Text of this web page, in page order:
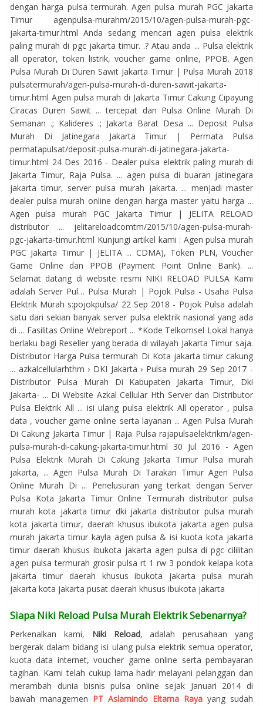
dengan harga pulsa termurah. Agen pulsa murah PGC Jakarta
Timur agenpulsa-murahm/2015/10/agen-pulsa-murah-pgc-
jakarta-timur.html Anda sedang mencari agen pulsa elektrik
paling murah di pgc jakarta timur. .? Atau anda ... Pulsa elektrik
all operator, token listrik, voucher game online, PPOB. Agen
Pulsa Murah Di Duren Sawit Jakarta Timur | Pulsa Murah 2018
pulsatermurah/agen-pulsa-murah-di-duren-sawit-jakarta-
timur.html Agen pulsa murah di Jakarta Timur Cakung Cipayung
Ciracas Duren Sawit ... tercepat dan Pulsa Online Murah Di
Semanan .; Kalideres .; Jakarta Barat Desa ... Deposit Pulsa
Murah Di Jatinegara Jakarta Timur | Permata Pulsa
permatapulsat/deposit-pulsa-murah-di-jatinegara-jakarta-
timur.html 24 Des 2016 - Dealer pulsa elektrik paling murah di
Jakarta Timur, Raja Pulsa. ... agen pulsa di buaran jatinegara
jakarta timur, server pulsa murah jakarta. ... menjadi master
dealer pulsa murah online dengan harga master yaitu harga ...
Agen pulsa murah PGC Jakarta Timur | JELITA RELOAD
distributor ... jelitareloadcomtm/2015/10/agen-pulsa-murah-
pgc-jakarta-timur.html Kunjungi artikel kami : Agen pulsa murah
PGC Jakarta Timur | JELITA ... CDMA), Token PLN, Voucher
Game Online dan PPOB (Payment Point Online Bank). ...
Selamat datang di website resmi NIKI RELOAD PULSA Kami
adalah Server Pul… Pulsa Murah | Pojok Pulsa - Usaha Pulsa
Elektrik Murah s:pojokpulsa/ 22 Sep 2018 - Pojok Pulsa adalah
satu dari sekian banyak server pulsa elektrik nasional yang ada
di ... Fasilitas Online Webreport ... *Kode Telkomsel Lokal hanya
berlaku bagi Reseller yang berada di wilayah Jakarta Timur saja.
Distributor Harga Pulsa termurah Di Kota jakarta timur cakung
... azkalcellularhthm › DKI Jakarta › Pulsa murah 29 Sep 2017 -
Distributor Pulsa Murah Di Kabupaten Jakarta Timur, Dki
Jakarta- ... Di Website Azkal Cellular Hth Server dan Distributor
Pulsa Elektrik All ... isi ulang pulsa elektrik All operator , pulsa
data , voucher game online serta layanan ... Agen Pulsa Murah
Di Cakung Jakarta Timur | Raja Pulsa rajapulsaelektrikm/agen-
pulsa-murah-di-cakung-jakarta-timur.html 30 Jul 2016 - Agen
Pulsa Elektrik Murah Di Cakung Jakarta Timur Pulsa murah
jakarta, ... Agen Pulsa Murah Di Tarakan Timur Agen Pulsa
Online Murah Di ... Penelusuran yang terkait dengan Server
Pulsa Kota Jakarta Timur Online Termurah distributor pulsa
murah kota jakarta timur dki jakarta distributor pulsa murah
kota jakarta timur, daerah khusus ibukota jakarta agen pulsa
murah jakarta timur kayla agen pulsa & isi kuota kota jakarta
timur daerah khusus ibukota jakarta agen pulsa di pgc cililitan
agen pulsa termurah grosir pulsa rt 1 rw 3 pondok kelapa kota
jakarta timur daerah khusus ibukota jakarta pulsa murah
jakarta kota jakarta pusat daerah khusus ibukota jakarta
Siapa Niki Reload Pulsa Murah Elektrik Sebenarnya?
Perkenalkan kami, Niki Reload, adalah perusahaan yang
bergerak dalam bidang isi ulang pulsa elektrik semua operator,
kuota data internet, voucher game online serta pembayaran
tagihan. Kami telah cukup lama hadir melayani pelanggan dan
merambah dunia bisnis pulsa online sejak Januari 2014 di
bawah managemen PT Aslamindo Eltama Raya yang sudah